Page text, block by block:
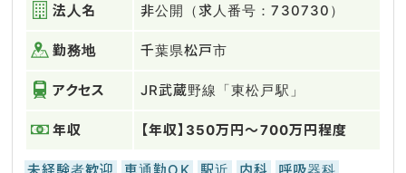
法人名 非公開（求人番号：730730）
勤務地 千葉県松戸市
アクセス JR武蔵野線「東松戸駅」
年収 【年収】350万円～700万円程度